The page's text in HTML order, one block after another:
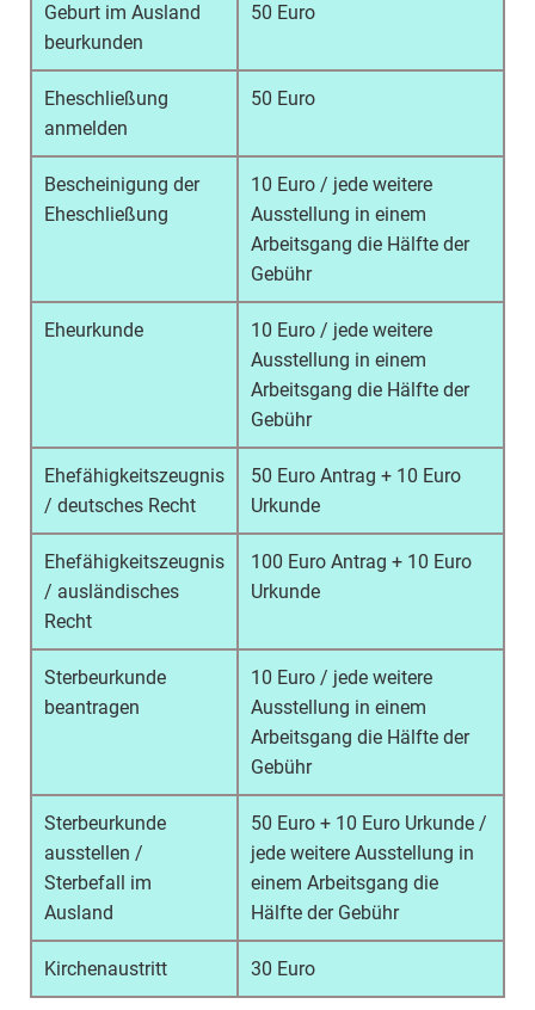
Geburt im Ausland
beurkunden
50 Euro
Eheschließung
anmelden
50 Euro
Bescheinigung der
Eheschließung
10 Euro / jede weitere
Ausstellung in einem
Arbeitsgang die Hälfte der
Gebühr
Eheurkunde
10 Euro / jede weitere
Ausstellung in einem
Arbeitsgang die Hälfte der
Gebühr
Ehefähigkeitszeugnis
/ deutsches Recht
50 Euro Antrag + 10 Euro
Urkunde
Ehefähigkeitszeugnis
/ ausländisches
Recht
100 Euro Antrag + 10 Euro
Urkunde
Sterbeurkunde
beantragen
10 Euro / jede weitere
Ausstellung in einem
Arbeitsgang die Hälfte der
Gebühr
Sterbeurkunde
ausstellen /
Sterbefall im
Ausland
50 Euro + 10 Euro Urkunde /
jede weitere Ausstellung in
einem Arbeitsgang die
Hälfte der Gebühr
Kirchenaustritt 30 Euro